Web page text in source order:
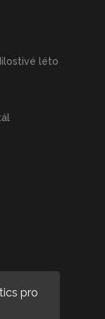
pro
léto